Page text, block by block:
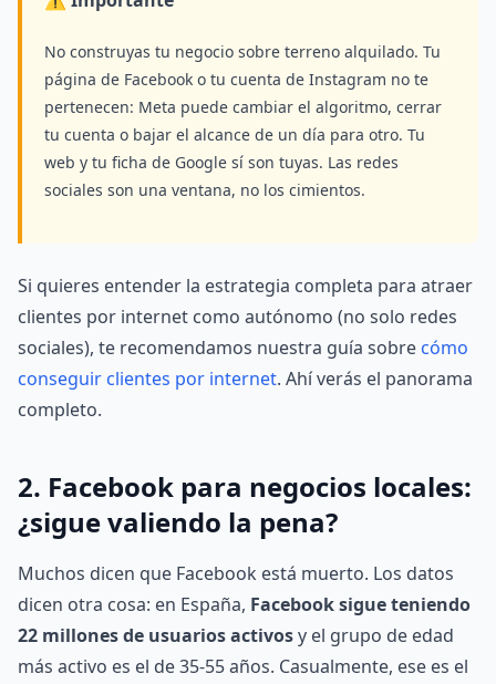
No construyas tu negocio sobre terreno alquilado. Tu
página de Facebook o tu cuenta de Instagram no te
pertenecen: Meta puede cambiar el algoritmo, cerrar
tu cuenta o bajar el alcance de un día para otro. Tu
web y tu ficha de Google sí son tuyas. Las redes
sociales son una ventana, no los cimientos.
Si quieres entender la estrategia completa para atraer
clientes por internet como autónomo (no solo redes
sociales), te recomendamos nuestra guía sobre cómo
conseguir clientes por internet. Ahí verás el panorama
completo.
2. Facebook para negocios locales:
¿sigue valiendo la pena?
Muchos dicen que Facebook está muerto. Los datos
dicen otra cosa: en España, Facebook sigue teniendo
22 millones de usuarios activosy el grupo de edad
más activo es el de 35-55 años. Casualmente, ese es el